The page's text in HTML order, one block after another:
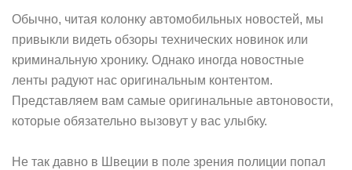
Обычно, читая колонку автомобильных новостей, мы
привыкли видеть обзоры технических новинок или
криминальную хронику. Однако иногда новостные
ленты радуют нас оригинальным контентом.
Представляем вам самые оригинальные автоновости,
которые обязательно вызовут у вас улыбку.
Не так давно в Швеции в поле зрения полиции попал